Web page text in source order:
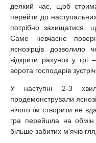
деякий час, щоб
перейти до
потрібно захищатися,
Саме невчасне
яснозірців дозволило
відкрити рахунок у
ворота господарів
У наступні 2-3
продемонстрували
нічого їм створити не
гра перейшла на
більше забитих м’ячів